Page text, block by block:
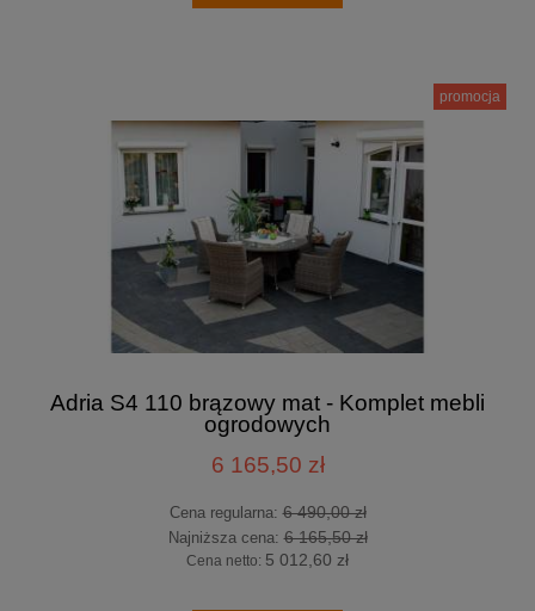
Adria S4 110 brązowy mat - Komplet mebli
ogrodowych
6 165,50 zł
Cena regularna:6 490,00 zł
Najniższa cena:6 165,50 zł
Cena netto: 5 012,60 zł
promocja